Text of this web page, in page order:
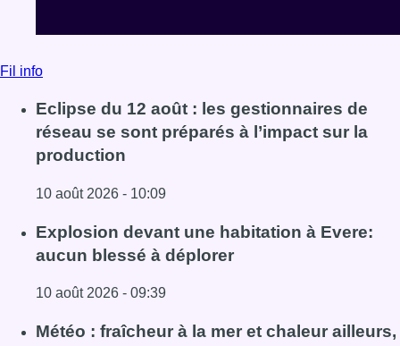
Fil info
Eclipse du 12 août : les gestionnaires de
réseau se sont préparés à l’impact sur la
production
10 août 2026 - 10:09
Lire l'article Eclipse du 12 août : les gestionnaires de
Explosion devant une habitation à Evere:
aucun blessé à déplorer
10 août 2026 - 09:39
Lire l'article Explosion devant une habitation à Evere:
Météo : fraîcheur à la mer et chaleur ailleurs,